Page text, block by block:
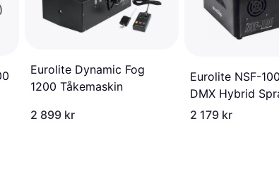
Eurolite Dynamic Fog
1200 Tåkemaskin
2 899 kr
Eurolite NSF-
DMX Hybrid
2 179 kr